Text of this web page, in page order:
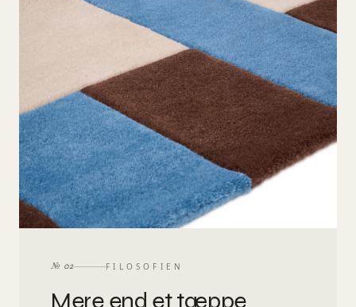
№ 02 FILOSOFIEN
Mereend ettæppe